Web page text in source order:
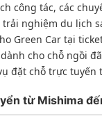
công tác, các
trải nghiệm du lịch
Green Car tại
cho chỗ ngồi
đặt chỗ trực tuyến
từ Mishima